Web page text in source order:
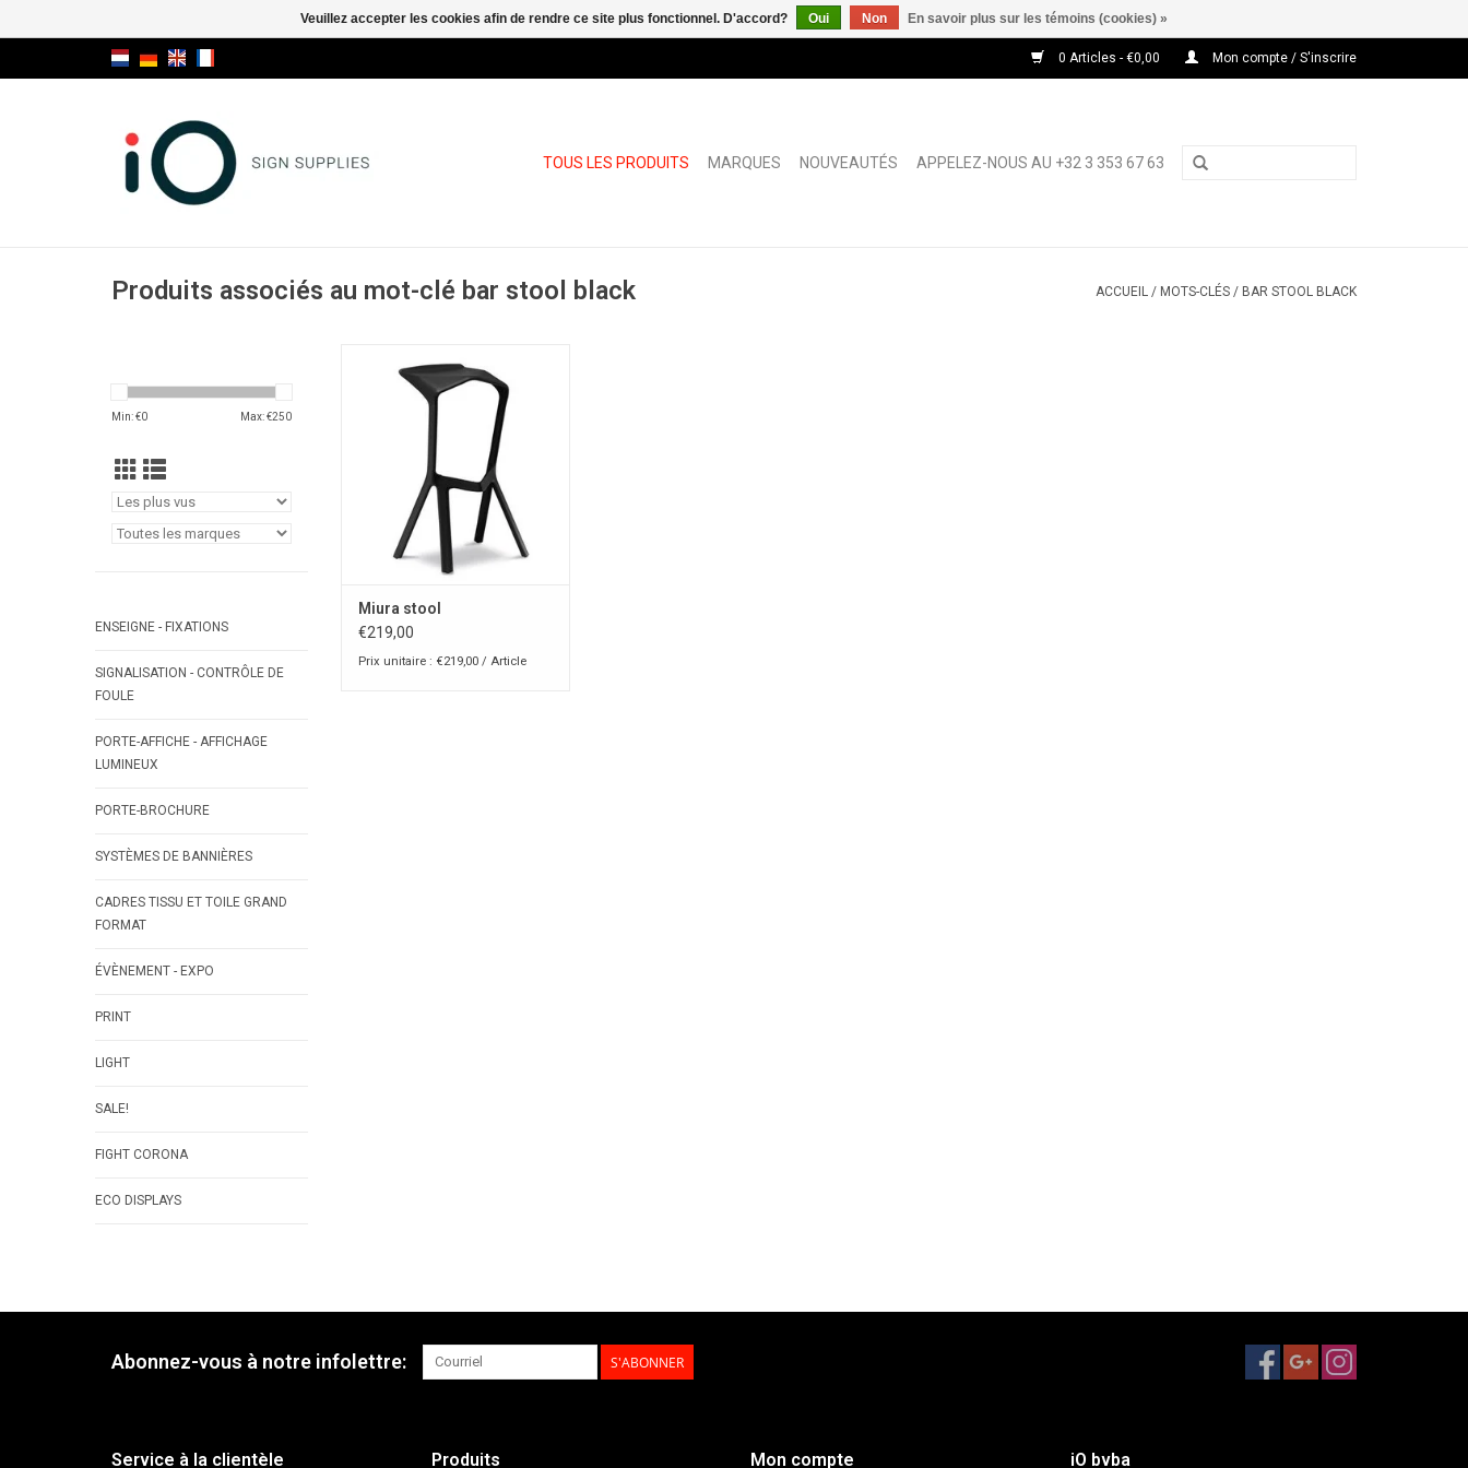
0 Articles - €0,00 Mon compte / S'inscrire
TOUS LES PRODUITS MARQUES NOUVEAUTÉS APPELEZ-NOUS AU +32 3 353 67 63
Produits associés au mot-clé bar stool black ACCUEIL / MOTS-CLÉS / BAR STOOL BLACK
Min: €0 Max: €250
ENSEIGNE - FIXATIONS
SIGNALISATION - CONTRÔLE DE
FOULE
PORTE-AFFICHE - AFFICHAGE
LUMINEUX
PORTE-BROCHURE
SYSTÈMES DE BANNIÈRES
CADRES TISSU ET TOILE GRAND
FORMAT
ÉVÈNEMENT - EXPO
PRINT
LIGHT
SALE!
FIGHT CORONA
ECO DISPLAYS
AJOUTER AU PANIER
Miura stool
€219,00
Prix unitaire : €219,00 / Article
Abonnez-vous à notre infolettre: S'ABONNER
Service à la clientèle Produits Mon compte iO bvba
Veuillez accepter les cookies afin de rendre ce site plus fonctionnel. D'accord? Oui Non En savoir plus sur les témoins (cookies) »